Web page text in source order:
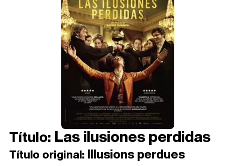
Título: Las ilusiones perdidas
Título original: Illusions perdues